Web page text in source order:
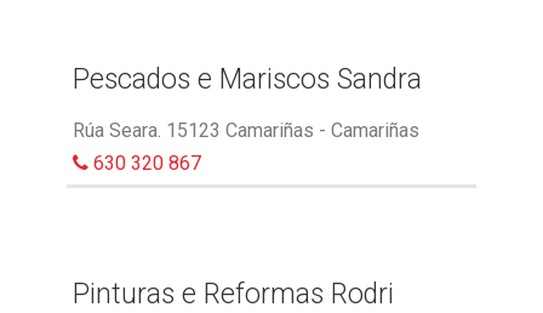
Pescados e Mariscos Sandra
Rúa Seara. 15123 Camariñas - Camariñas
630 320 867
Pinturas e Reformas Rodri